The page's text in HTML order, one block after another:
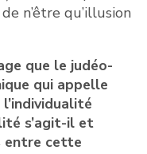
n’être qu’illusion
que le judéo-
qui appelle
s’agit-il et
entre cette